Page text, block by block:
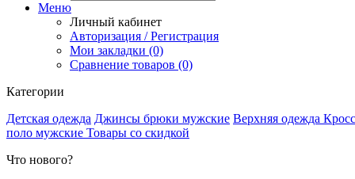
Меню
Личный кабинет
Авторизация / Регистрация
Мои закладки (0)
Сравнение товаров (0)
Категории
Детская одежда Джинсы брюки мужские Верхняя одежда
поло мужские Товары со скидкой
Что нового?